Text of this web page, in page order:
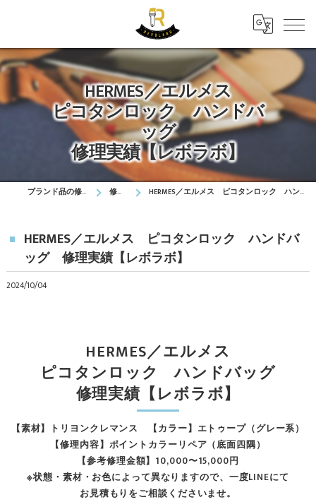
HERMES／エルメス
ピコタンロック ハンドバ
ッグ
修理実績【レボラボ】
ブランド品の修理はレボラボ 修理実績 HERMES／エルメス ピコタンロック ハンドバッグ 修理実績【レボラボ】
HERMES／エルメス ピコタンロック ハンドバ
ッグ 修理実績【レボラボ】
2024/10/04
【素材】トリヨンクレマンス 【カラー】エトゥープ（グレー系）
【修理内容】ポイントカラーリペア（底面四隅）
【参考修理金額】10,000〜15,000円
※状態・素材・お色によって異なりますので、一度LINEにて
お見積もりをご相談くださいませ。
HERMES／エルメス
ピコタンロック ハンドバッグ
修理実績【レボラボ】